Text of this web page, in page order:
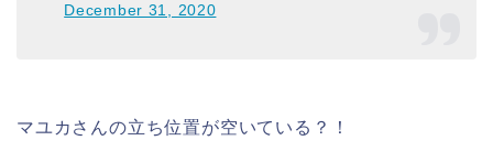
December 31, 2020
マユカさんの立ち位置が空いている？！